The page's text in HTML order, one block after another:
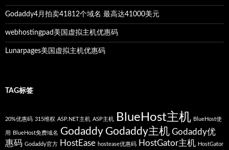
Godaddy4月拍卖41812个域名 最高达41000美元
webhostingpad美国虚拟主机优惠码
Lunarpages美国虚拟主机优惠码
TAG标签
20%优惠码 315维权 ASP.NET主机 ASP主机 BlueHost主机 BlueHost使
用 BlueHost免费域名 Godaddy Godaddy主机 Godaddy优
惠码 Godaddy官方 HostEase hostease优惠码 HostGator主机 HostGator